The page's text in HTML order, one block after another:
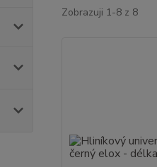
Zobrazuji 1-8 z 8